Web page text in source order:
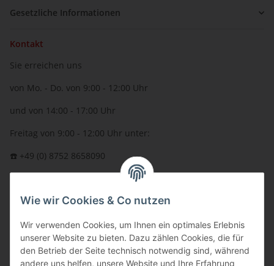
Gesetzliche Informationen
Kontakt
Sie erreichen uns
von Mo. - Do. von 9:00 - 12:00 Uhr
und von 14:00 - 17:00 Uhr
Freitag von 9:00 - 12:00 Uhr unter:
☎️ +49 (0) 8752 8658090
oder über unserKontaktformular
BFT - Autorisierter Fachhändler
Wie wir Cookies & Co nutzen
Wir verwenden Cookies, um Ihnen ein optimales Erlebnis
unserer Website zu bieten. Dazu zählen Cookies, die für
den Betrieb der Seite technisch notwendig sind, während
andere uns helfen, unsere Website und Ihre Erfahrung